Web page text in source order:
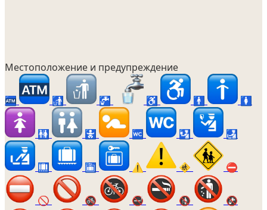
Местоположение и предупреждение
🏧 🚮 🚰 ♿ 🚹 🚺
🚻 🚼 🚾 🛂 🛃
🛄 🛅 ⚠️ 🚸 ⛔
🚫 🚳 🚭 🚯 🚱